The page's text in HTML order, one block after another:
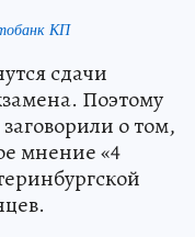
КП
сдачи
Поэтому
о том,
мнение «4